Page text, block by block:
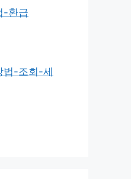
-환급
법-조회-세